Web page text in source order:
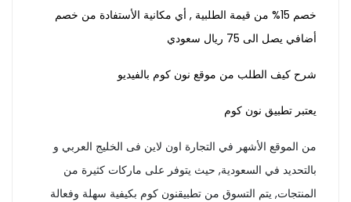
خصم 15% من قيمة الطلبية , أي مكانية الأستفادة من خصم
أضافي يصل الى 75 ريال سعودي
شرح كيف الطلب من موقع نون كوم بالفيديو
يعتبر تطبيق نون كوم
من الموقع الأشهر في التجارة اون لاين فى الخليج العربي و
بالتحديد في السعودية, حيث يتوفر على ماركات كثيرة من
المنتجات, يتم التسوق من تطبيقنون كوم بكيفية سهلة وفعالة